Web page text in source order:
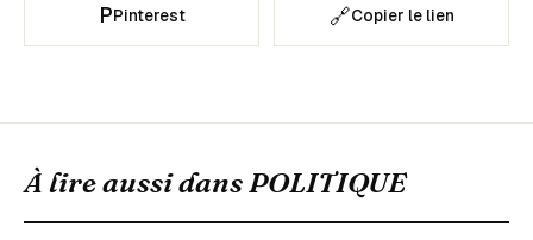
PPinterest 🔗Copier le lien
À lire aussi dansPOLITIQUE